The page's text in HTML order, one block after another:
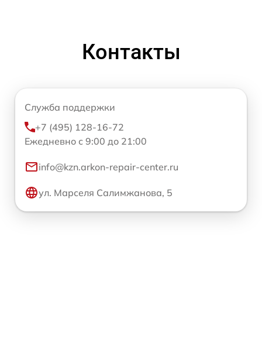
Контакты
Служба поддержки
+7 (495) 128-16-72
Ежедневно с 9:00 до 21:00
info@kzn.arkon-repair-center.ru
ул. Марселя Салимжанова, 5